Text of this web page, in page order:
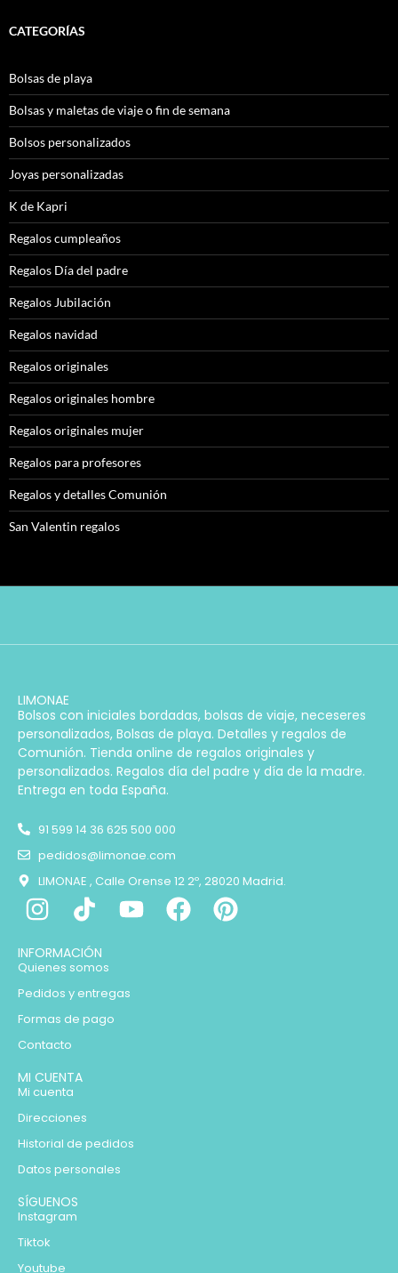
CATEGORÍAS
Bolsas de playa
Bolsas y maletas de viaje o fin de semana
Bolsos personalizados
Joyas personalizadas
K de Kapri
Regalos cumpleaños
Regalos Día del padre
Regalos Jubilación
Regalos navidad
Regalos originales
Regalos originales hombre
Regalos originales mujer
Regalos para profesores
Regalos y detalles Comunión
San Valentin regalos
LIMONAE
Bolsos con iniciales bordadas, bolsas de viaje, neceseres
personalizados, Bolsas de playa. Detalles y regalos de
Comunión. Tienda online de regalos originales y
personalizados. Regalos día del padre y día de la madre.
Entrega en toda España.
91 599 14 36 625 500 000
pedidos@limonae.com
LIMONAE , Calle Orense 12 2º, 28020 Madrid.
INFORMACIÓN
Quienes somos
Pedidos y entregas
Formas de pago
Contacto
MI CUENTA
Mi cuenta
Direcciones
Historial de pedidos
Datos personales
SÍGUENOS
Instagram
Tiktok
Youtube